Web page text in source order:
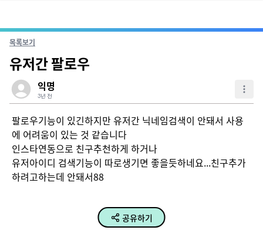
목록보기
유저간 팔로우
익명
3년 전
팔로우기능이 있긴하지만 유저간 닉네임검색이 안돼서 사용
에 어려움이 있는 것 같습니다
인스타연동으로 친구추천하게 하거나
유저아이디 검색기능이 따로생기면 좋을듯하네요...친구추가
하려고하는데 안돼서88
공유하기